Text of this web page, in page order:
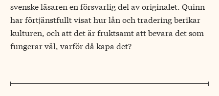
svenske läsaren en försvarlig del av originalet. Quinn
har förtjänstfullt visat hur lån och tradering berikar
kulturen, och att det är fruktsamt att bevara det som
fungerar väl, varför då kapa det?